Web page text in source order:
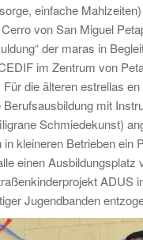
einfache
von San Miguel
der maras in
im Zentrum von
die älteren estrellas
mit
Schmiedekunst)
kleineren Betrieben
einen
Jugendbanden